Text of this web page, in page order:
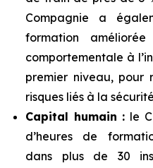
Compagnie a
formation
comportementale à
premier niveau, pour
risques liés à la
Capital humain : le
d’heures de
dans plus de 30